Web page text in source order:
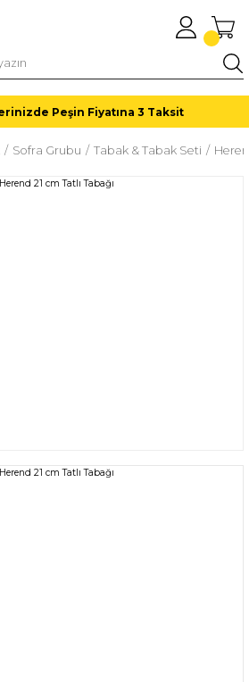
Peşin Fiyatına 3 Taksit
Sofra Grubu Tabak & Tabak Seti